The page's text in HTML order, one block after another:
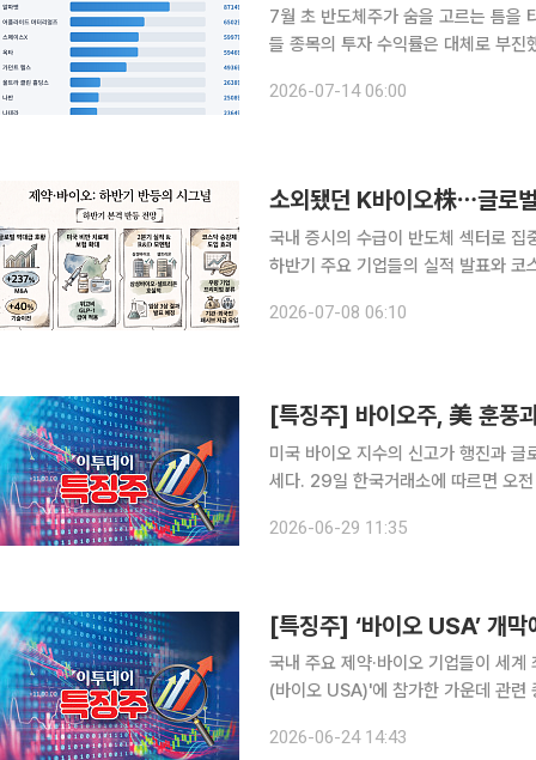
7월 초 반도체주가 숨을 고르는 틈을
들 종목의 투자 수익률은 대체로 부진했던 것으로 나타났다.
△마이크로소프트 △아이렌 △알파
2026-07-14 06:00
국내 증시의 수급이 반도체 섹터로 집
하반기 주요 기업들의 실적 발표와
난달 국내 제약·바이오 업종에는 호
2026-07-08 06:10
미국 바이오 지수의 신고가 행진과
세다. 29일 한국거래소에 따르면 오전 11시 17분 기준 알테오젠은 전 거래일 대비 8.30% 오른 37
이오(14.77%), 에이비엘바이오
2026-06-29 11:35
국내 주요 제약·바이오 기업들이 세
(바이오 USA)'에 참가한 가운데 관련 종목들이 상승세다. 24일
른 17만2800원에 거래 중이다. 알테
2026-06-24 14:43